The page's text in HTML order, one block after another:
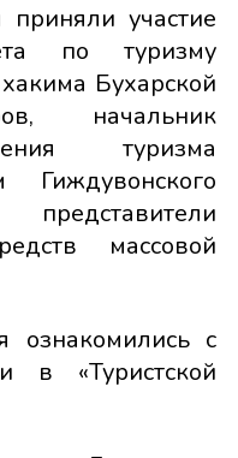
участие
по туризму
Бухарской
начальник
туризма
Гиждувонского
массовой
ознакомились с
в «Туристской